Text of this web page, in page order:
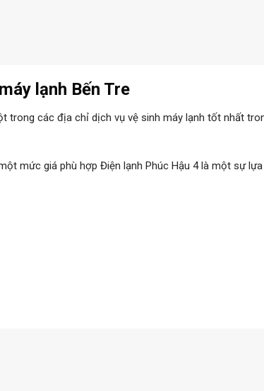
lạnh Bến Tre
trong các địa chỉ dịch vụ vệ sinh máy lạnh tốt nhất
mức giá phù hợp Điện lạnh Phúc Hậu 4 là một sự